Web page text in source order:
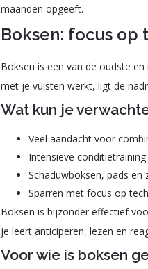
maanden opgeeft.
Boksen: focus op
Boksen is een van de oudste
met je vuisten werkt, ligt de
Wat kun je
Veel aandacht voor
Intensieve conditietraining
Schaduwboksen, pads en
Sparren met focus op
Boksen is bijzonder effectief
je leert anticiperen, lezen en
Voor wie is boksen